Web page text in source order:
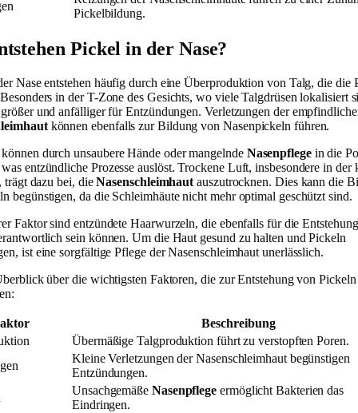
Pickelbildung.
Pickel in der Nase?
Nase entstehen häufig durch eine Überproduktion von Talg, die die
in der T-Zone des Gesichts, wo viele Talgdrüsen lokalisiert
und anfälliger für Entzündungen. Verletzungen der
können ebenfalls zur Bildung von Nasenpickeln führen.
durch unsaubere Hände oder mangelnde Nasenpflegein die
entzündliche Prozesse auslöst. Trockene Luft, insbesondere in der
trägt dazu bei, dieNasenschleimhaut auszutrocknen. Dies kann die
begünstigen, da die Schleimhäute nicht mehr optimal geschützt sind.
Faktor sind entzündete Haarwurzeln, die ebenfalls für die
sein können. Um die Haut gesund zu halten und Pickeln
ist eine sorgfältige Pflege der Nasenschleimhaut unerlässlich.
über die wichtigsten Faktoren, die zur Entstehung von
Beschreibung
Übermäßige Talgproduktion führt zu verstopften Poren.
Kleine Verletzungen der Nasenschleimhaut begünstigen
Entzündungen.
Unsachgemäße Nasenpflege ermöglicht Bakterien das
Eindringen.